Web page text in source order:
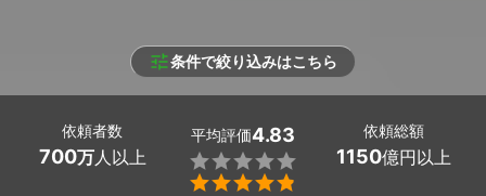
条件で絞り込みはこちら
依頼者数
700万人以上
平均評価4.83


依頼総額
1150億円以上